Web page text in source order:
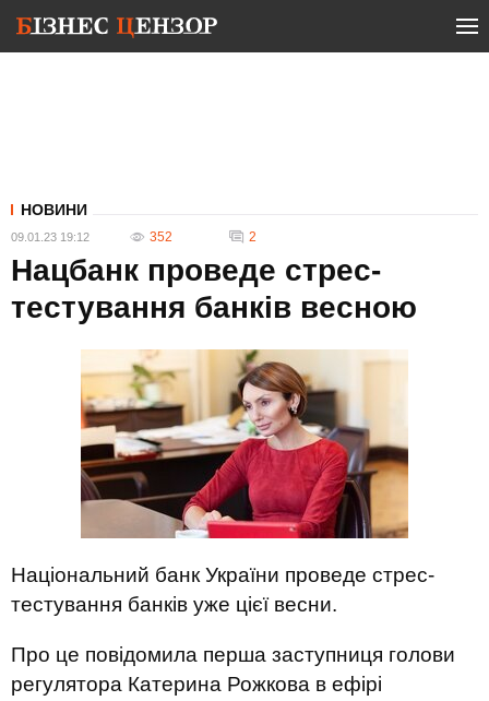
НОВИНИ
09.01.23 19:12 352 2
Нацбанк проведе стрес-
тестування банків весною
Національний банк України проведе стрес-
тестування банків уже цієї весни.
Про це повідомила перша заступниця голови
регулятора Катерина Рожкова в ефірі